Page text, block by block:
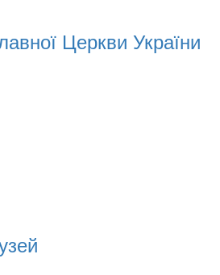
Церкви України